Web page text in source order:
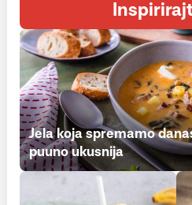
Jela koja spremamo
puuno ukusnija